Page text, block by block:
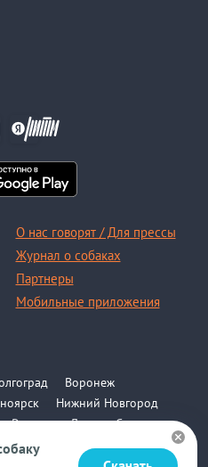
О нас говорят / Для прессы
Журнал о собаках
Партнеры
Мобильные приложения
Воронеж
Нижний Новгород
Ростов-на-Дону
Самара
Все города